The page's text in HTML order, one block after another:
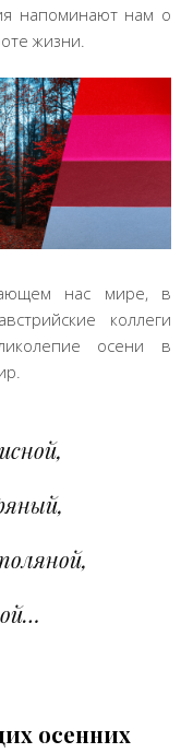
напоминают нам о
жизни.
нас мире, в
коллеги
осени в
осенних